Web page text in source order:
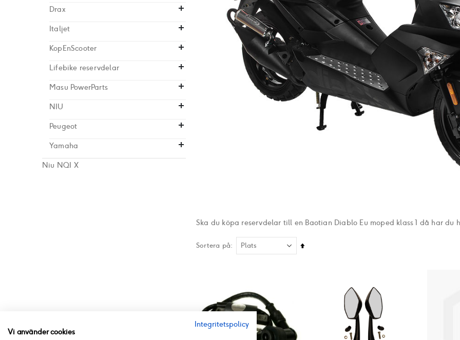
Ska du köpa reservdelar till en Baotian Diablo Eu moped klass 1 då har du
Sortera på
Sätt
Drax
Italjet
KopEnScooter
Lifebike reservdelar
Masu PowerParts
NIU
Peugeot
Yamaha
Niu NQI X
Integritetspolicy
Vi använder cookies